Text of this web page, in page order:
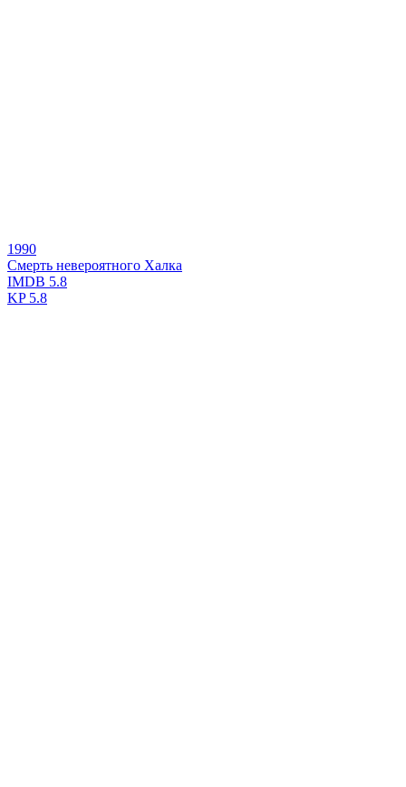
1990
Смерть невероятного Халка
IMDB 5.8
KP5.8